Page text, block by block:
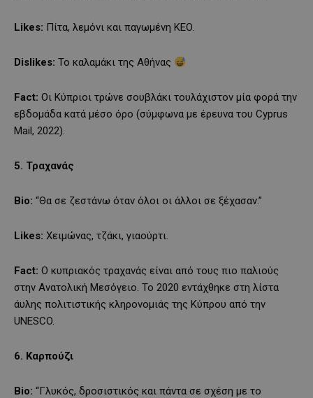
Likes: Πίτα, λεμόνι και παγωμένη ΚΕΟ.
Dislikes: Το καλαμάκι της Αθήνας
Fact: Οι Κύπριοι τρώνε σουβλάκι τουλάχιστον μία φορά την
εβδομάδα κατά μέσο όρο (σύμφωνα με έρευνα του Cyprus
Mail, 2022).
5. Τραχανάς
Bio: “Θα σε ζεστάνω όταν όλοι οι άλλοι σε ξέχασαν.”
Likes: Χειμώνας, τζάκι, γιαούρτι.
Fact: Ο κυπριακός τραχανάς είναι από τους πιο παλιούς
στην Ανατολική Μεσόγειο. Το 2020 εντάχθηκε στη λίστα
άυλης πολιτιστικής κληρονομιάς της Κύπρου από την
UNESCO.
6. Καρπούζι
Bio: “Γλυκός, δροσιστικός και πάντα σε σχέση με το